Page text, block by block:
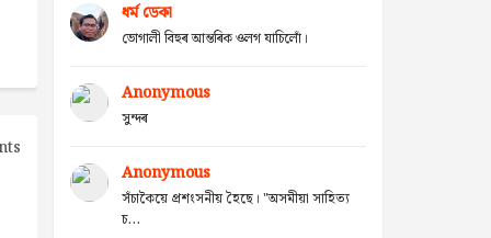
ধৰ্ম ডেকা
ভোগালী বিহুৰ আন্তৰিক ওলগ যাচিলোঁ।
Anonymous
সুন্দৰ
Anonymous
সঁচাকৈয়ে প্ৰশংসনীয় হৈছে। "অসমীয়া সাহিত্য
চ...